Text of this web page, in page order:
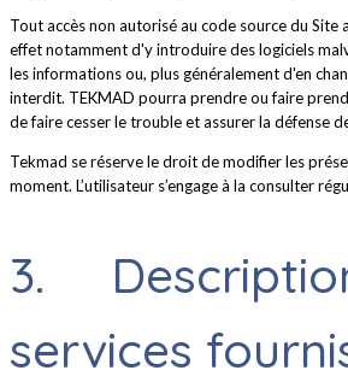
Tout accès non autorisé au code source du
effet notamment d'y introduire des logiciels
les informations ou, plus généralement d'en
interdit. TEKMAD pourra prendre ou faire
de faire cesser le trouble et assurer la défense
Tekmad se réserve le droit de modifier les
moment. L’utilisateur s’engage à la consulter
3.
services